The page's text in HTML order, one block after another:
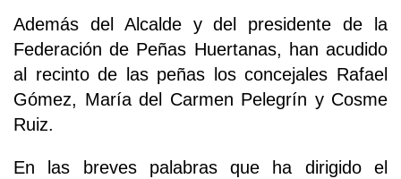
Además del Alcalde y del presidente de la
Federación de Peñas Huertanas, han acudido
al recinto de las peñas los concejales Rafael
Gómez, María del Carmen Pelegrín y Cosme
Ruiz.
En las breves palabras que ha dirigido el